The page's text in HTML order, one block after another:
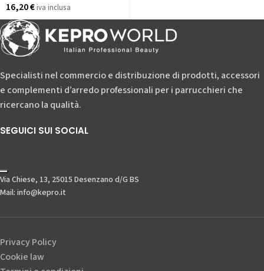
16,20€iva inclusa
Specialisti nel commercio e distribuzione di prodotti, accessori
e complementi d’arredo professionali per i parrucchieri che
ricercano la qualità.
SEGUICI SUI SOCIAL
Via Chiese, 13, 25015 Desenzano d/G BS
Mail: info@kepro.it
Privacy Policy
Cookie law